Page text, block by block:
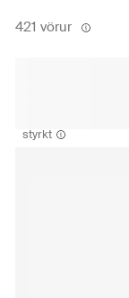
421 vörur
styrkt